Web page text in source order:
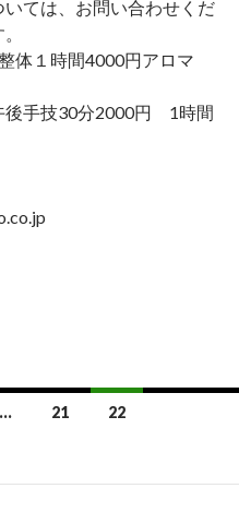
ては、お問い合わせくだ
体１時間4000円アロマ
後手技30分2000円 1時間
… 21 22